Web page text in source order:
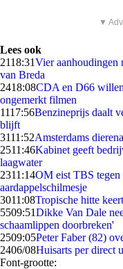
▼
Lees ook
2118:31Vier aanhoudingen
van Breda
2418:08CDA en D66
ongemerkt filmen
1117:56Benzineprijs daalt
blijft
3111:52Amsterdams
2511:46Kabinet geeft
laagwater
2311:14OM eist TBS tegen
aardappelschilmesje
3011:08Tropische hitte
5509:51Dikke Van Dale
schaamlippen doorbreken'
2509:05Peter Faber (82)
2406/08Huisarts per direct
Font-grootte: